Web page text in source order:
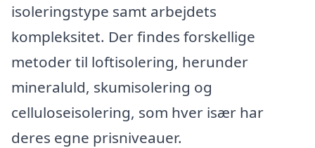
isoleringstype samt arbejdets
kompleksitet. Der findes forskellige
metoder til loftisolering, herunder
mineraluld, skumisolering og
celluloseisolering, som hver især har
deres egne prisniveauer.